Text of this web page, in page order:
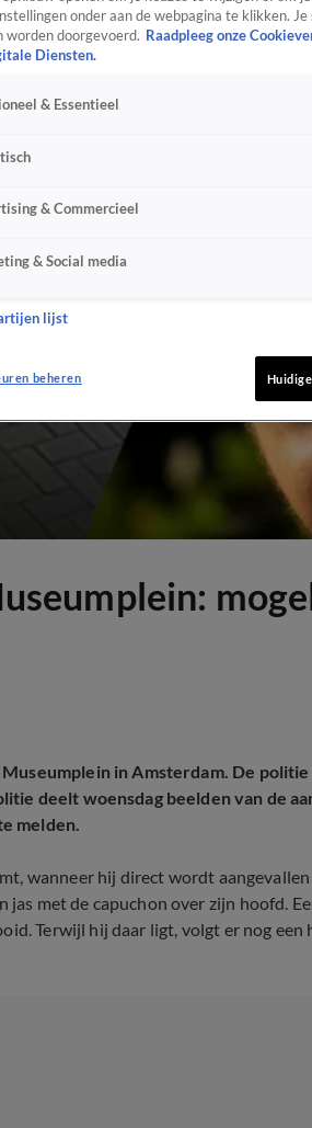
in Amsterdam. De
deelt woensdag beelden van de
melden.
wanneer hij direct wordt
jas met de capuchon over zijn hoofd.
Terwijl hij daar ligt, volgt er nog een
onder aan de webpagina te klikken.
worden doorgevoerd. Raadpleeg onze
Diensten.
& Essentieel
& Commercieel
& Social media
lijst
beheren